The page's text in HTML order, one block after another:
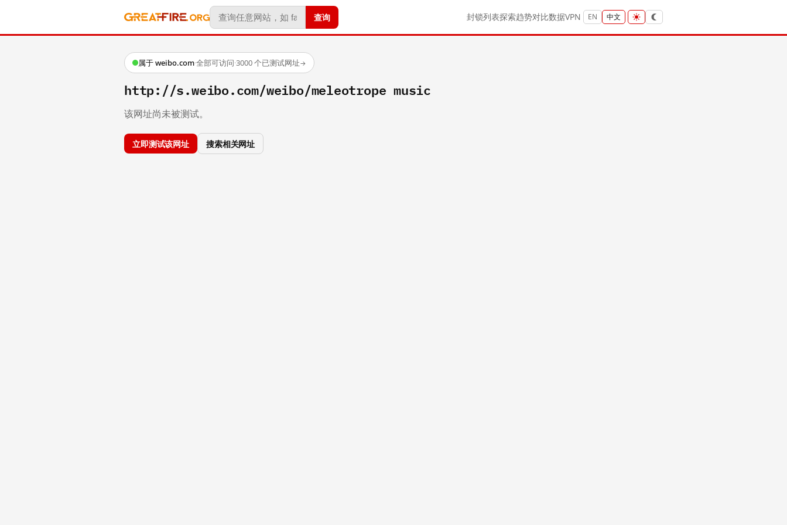
查询 封锁列表探索趋势对比数据VPN EN 中文
属于 weibo.com·全部可访问·3000 个已测试网址→
http://s.weibo.com/weibo/meleotrope music
该网址尚未被测试。
立即测试该网址 搜索相关网址